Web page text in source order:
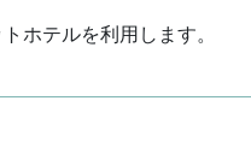
ホテルを利用します。